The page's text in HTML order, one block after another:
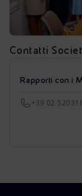
Contatti
Rapporti con i
+39 02